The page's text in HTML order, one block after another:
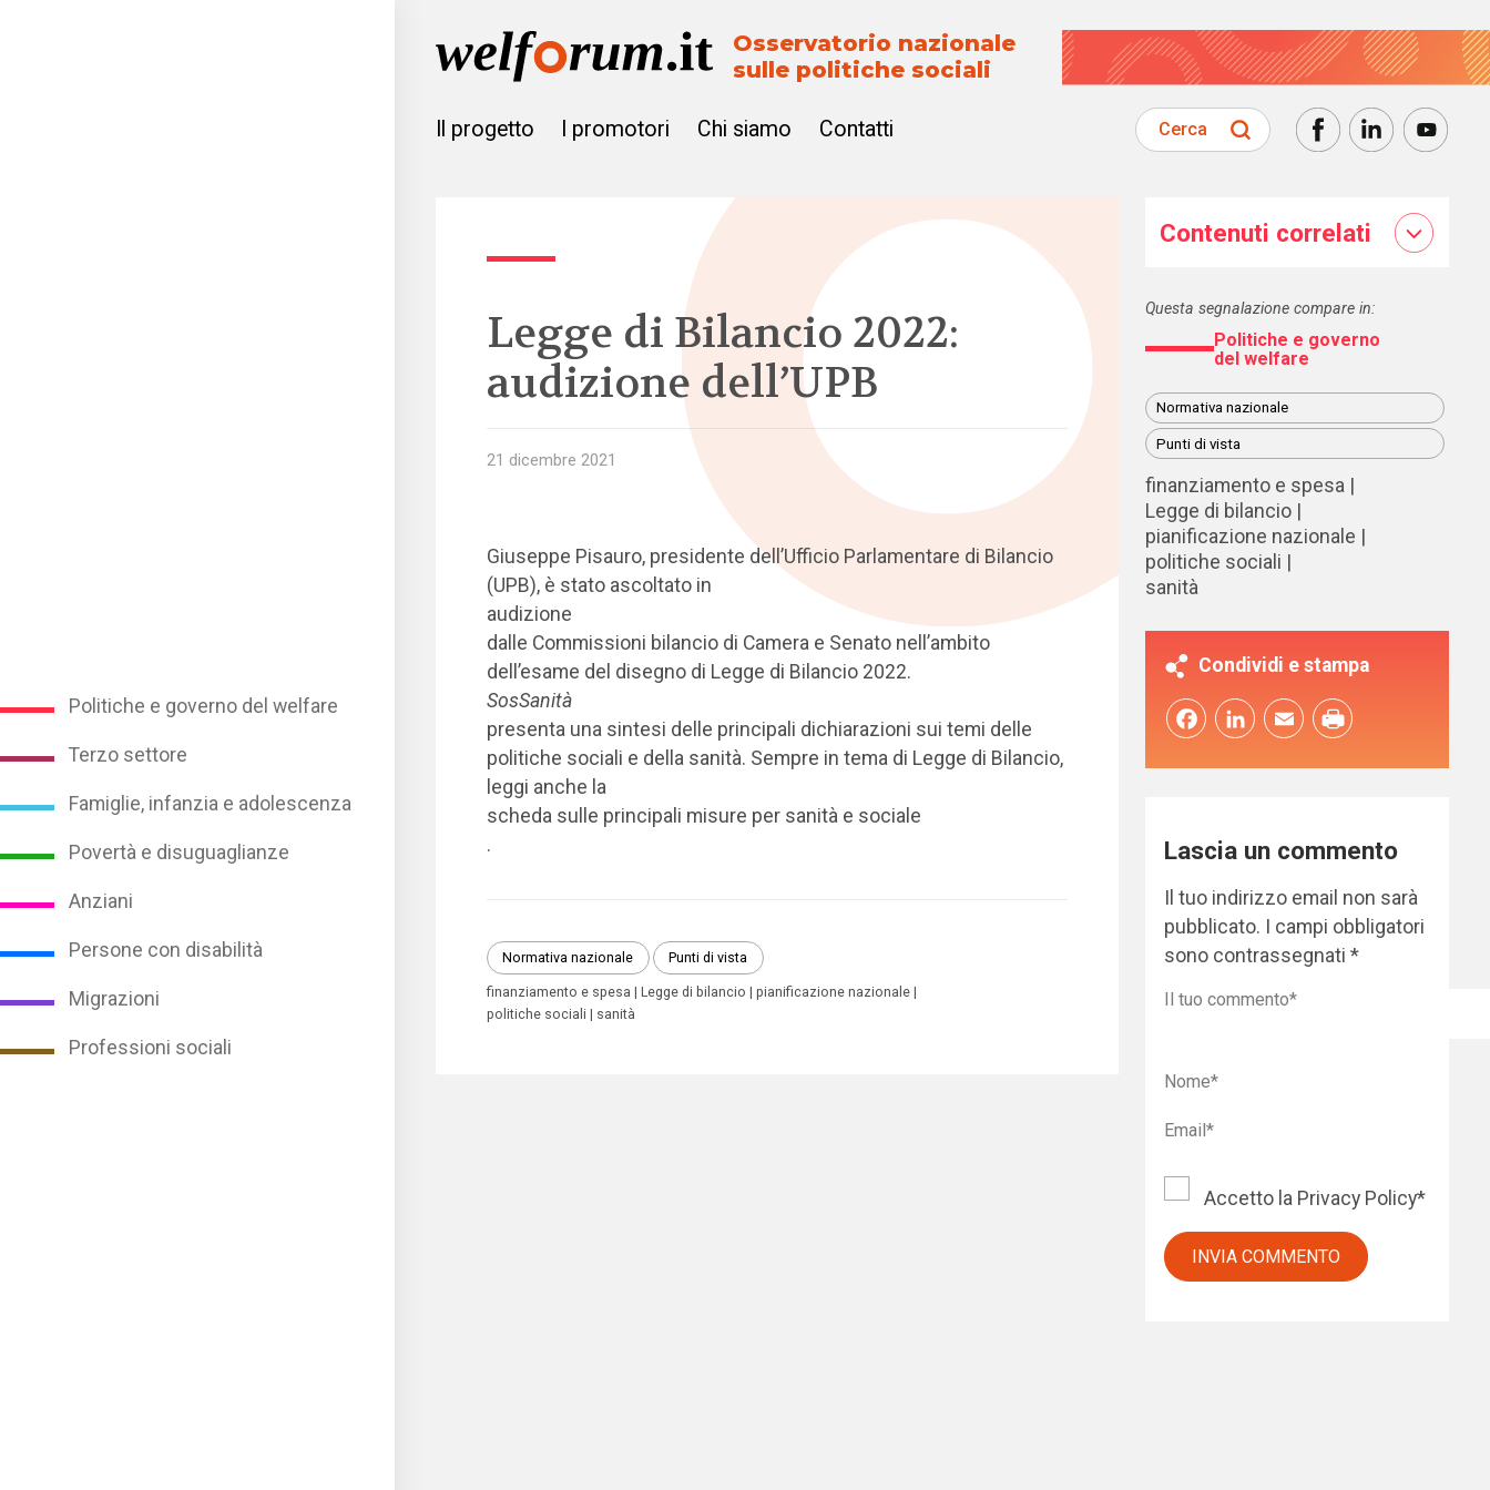
Politiche e governo del welfare
Terzo settore
Famiglie, infanzia e adolescenza
Povertà e disuguaglianze
Anziani
Persone con disabilità
Migrazioni
Professioni sociali
Osservatorio nazionale
sulle politiche sociali
Il progetto I promotori Chi siamo Contatti Cerca
Legge di Bilancio 2022:
audizione dell’UPB
21 dicembre 2021
Giuseppe Pisauro, presidente dell’Ufficio Parlamentare di Bilancio
(UPB), è stato ascoltato in
audizione
dalle Commissioni bilancio di Camera e Senato nell’ambito
dell’esame del disegno di Legge di Bilancio 2022.
SosSanità
presenta una sintesi delle principali dichiarazioni sui temi delle
politiche sociali e della sanità. Sempre in tema di Legge di Bilancio,
leggi anche la
scheda sulle principali misure per sanità e sociale
.
Normativa nazionale Punti di vista
finanziamento e spesa Legge di bilancio
pianificazione nazionale
politiche sociali
sanità
Contenuti correlati
Questa segnalazione compare in:
Politiche e governo
del welfare
Normativa nazionale
Punti di vista
finanziamento e spesa
Legge di bilancio
pianificazione nazionale
politiche sociali
sanità
Condividi e stampa
FacebookLinkedInEmail
Lascia un commento
Il tuo indirizzo email non sarà
pubblicato. I campi obbligatori
sono contrassegnati*
Accetto la Privacy Policy*